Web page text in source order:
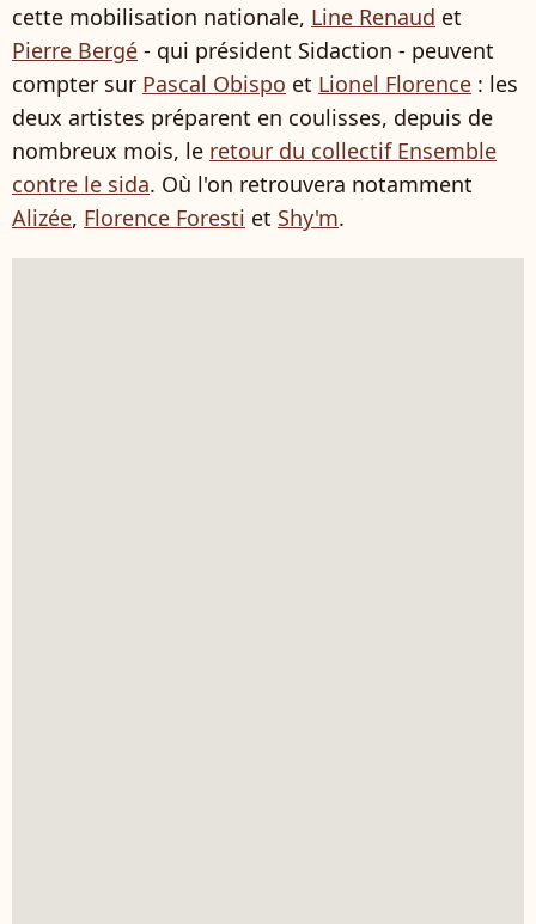
cette mobilisation nationale, Line Renaud et
Pierre Bergé - qui président Sidaction - peuvent
compter sur Pascal Obispo et Lionel Florence : les
deux artistes préparent en coulisses, depuis de
nombreux mois, le retour du collectif Ensemble
contre le sida. Où l'on retrouvera notamment
Alizée, Florence Foresti et Shy'm.